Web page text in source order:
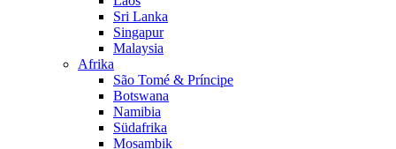
Sri Lanka
Singapur
Malaysia
Afrika
São Tomé & Príncipe
Botswana
Namibia
Südafrika
Mosambik